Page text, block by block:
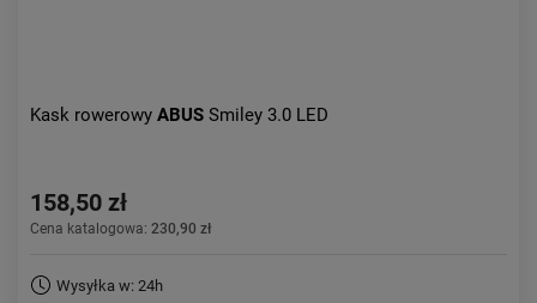
Kask rowerowy ABUS Smiley 3.0 LED
158,50 zł
Cena katalogowa: 230,90 zł
Wysyłka w: 24h